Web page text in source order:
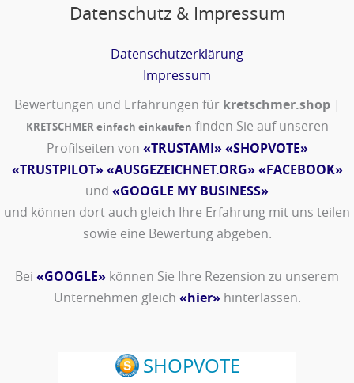
Datenschutz & Impressum
Datenschutzerklärung
Impressum
Bewertungen und Erfahrungen für kretschmer.shop|
KRETSCHMER einfach einkaufen finden Sie auf unseren
Profilseiten von «TRUSTAMI» «SHOPVOTE»
«TRUSTPILOT» «AUSGEZEICHNET.ORG» «FACEBOOK»
und «GOOGLE MY BUSINESS»
und können dort auch gleich Ihre Erfahrung mit uns teilen
sowie eine Bewertung abgeben.
Bei «GOOGLE» können Sie Ihre Rezension zu unserem
Unternehmen gleich «hier» hinterlassen.